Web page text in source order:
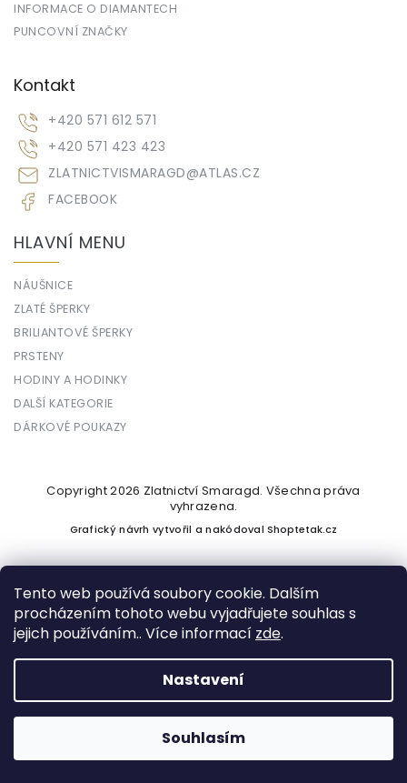
Tento web používá soubory cookie. Dalším
procházením tohoto webu vyjadřujete souhlas s
jejich používáním.. Více informací zde.
Nastavení
Souhlasím
INFORMACE O DIAMANTECH
PUNCOVNÍ ZNAČKY
Kontakt
ZLATNICTVISMARAGD@ATLAS.CZ
+420 571 612 571
+420 571 423 423
FACEBOOK
HLAVNÍ MENU
NÁUŠNICE
ZLATÉ ŠPERKY
BRILIANTOVÉ ŠPERKY
PRSTENY
HODINY A HODINKY
DALŠÍ KATEGORIE
DÁRKOVÉ POUKAZY
Vytvořil Shoptet
Copyright 2026 Zlatnictví Smaragd. Všechna práva
vyhrazena.
Grafický návrh vytvořil a nakódovalShoptetak.cz
Podle zákona o evidenci tržeb je prodávající povinen vystavit
kupujícímu účtenku. Zároveň je povinen zaevidovat přijatou
tržbu u správce daně online; v případě technického výpadku
pak nejpozději do 48 hodin.